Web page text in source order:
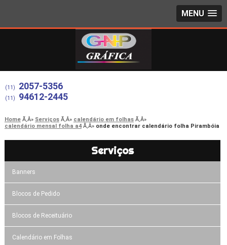
MENU
(11) 2057-5356
(11) 94612-2445
Home Serviços
calendário em folhas
calendário mensal folha a4
onde encontrar calendário folha Pirambóia
Serviços
Banners
Blocos de Pedido
Blocos de Receituário
Calendário em Folhas